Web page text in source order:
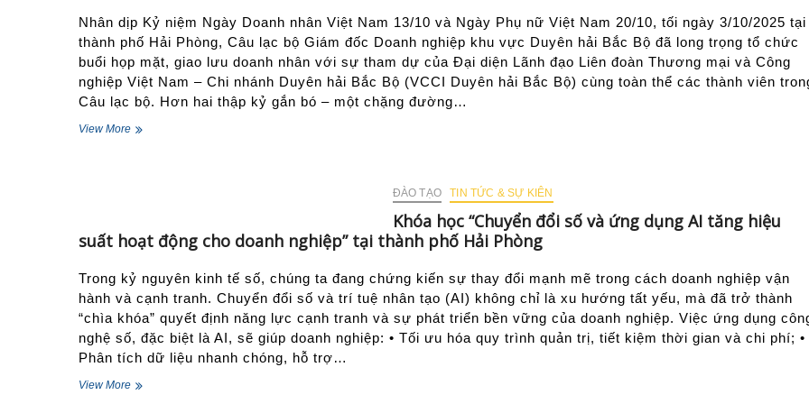
HƯƠNG,
ĐẤT
NƯỚC
thực
thi
chính
sách
thuế
Nhân dịp Kỷ niệm Ngày Doanh nhân Việt Nam 13/10 và Ngày Phụ nữ Việt Nam 20/10, tối ngày 3/10/2025 tại
thành phố Hải Phòng, Câu lạc bộ Giám đốc Doanh nghiệp khu vực Duyên hải Bắc Bộ đã long trọng tổ chức
buổi họp mặt, giao lưu doanh nhân với sự tham dự của Đại diện Lãnh đạo Liên đoàn Thương mại và Công
nghiệp Việt Nam – Chi nhánh Duyên hải Bắc Bộ (VCCI Duyên hải Bắc Bộ) cùng toàn thể các thành viên
Câu lạc bộ. Hơn hai thập kỷ gắn bó – một chặng đường…
View MoreCÂU
KHU
DUYÊN
BẮC
BỘ
–
VCCI:
NĂM
ĐÀO TẠO TIN TỨC & SỰ KIÊN
Khóa học “Chuyển đổi số và ứng dụng AI tăng hiệu
suất hoạt động cho doanh nghiệp” tại thành phố Hải Phòng
Trong kỷ nguyên kinh tế số, chúng ta đang chứng kiến sự thay đổi mạnh mẽ trong cách doanh nghiệp vận
hành và cạnh tranh. Chuyển đổi số và trí tuệ nhân tạo (AI) không chỉ là xu hướng tất yếu, mà đã trở thành
“chìa khóa” quyết định năng lực cạnh tranh và sự phát triển bền vững của doanh nghiệp. Việc ứng dụng
nghệ số, đặc biệt là AI, sẽ giúp doanh nghiệp: • Tối ưu hóa quy trình quản trị, tiết kiệm thời gian và chi phí; •
Phân tích dữ liệu nhanh chóng, hỗ trợ…
View MoreKhóa